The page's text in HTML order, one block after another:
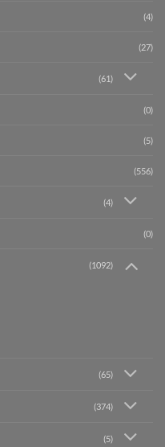
(4)
(27)
(61)
(0)
(5)
(556)
(4)
(0)
(1092)
(65)
(374)
(5)